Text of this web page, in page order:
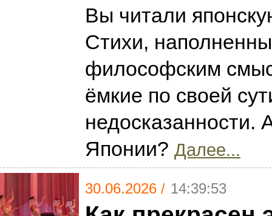
Вы читали
Стихи,
философским
ёмкие по своей
недосказанности.
Японии? Далее...
30.06.2026 / 14:39:53